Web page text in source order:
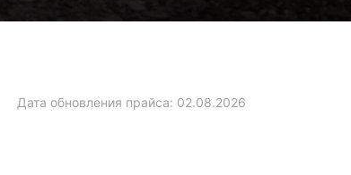
Дата обновления прайса: 02.08.2026